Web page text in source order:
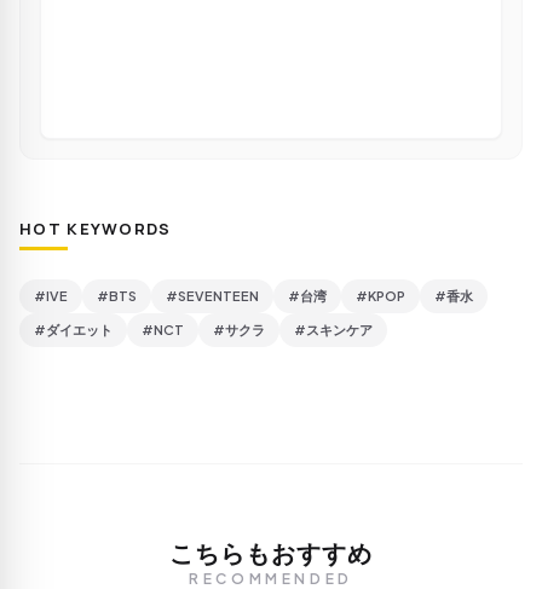
HOT KEYWORDS
#IVE #BTS #SEVENTEEN #台湾 #KPOP #香水
#ダイエット #NCT #サクラ #スキンケア
こちらもおすすめ
RECOMMENDED